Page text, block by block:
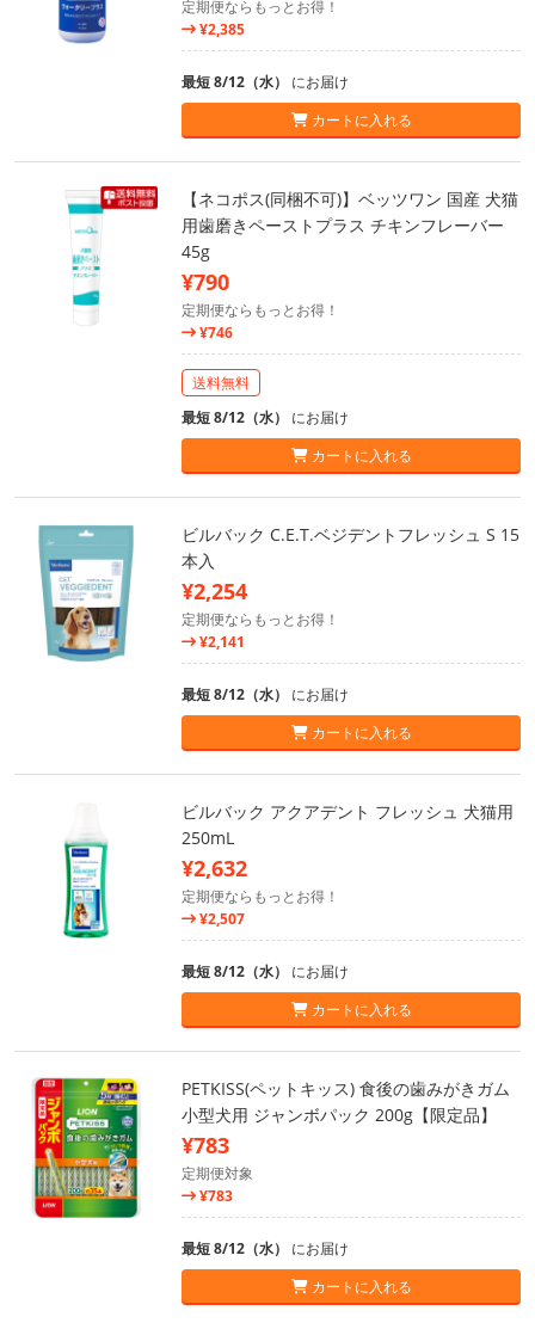
定期便ならもっとお得！
¥2,385
最短 8/12（水） にお届け
カートに入れる
【ネコポス(同梱不可)】ベッツワン 国産 犬猫
用歯磨きペーストプラス チキンフレーバー
45g
¥790
定期便ならもっとお得！
¥746
送料無料
最短 8/12（水） にお届け
カートに入れる
ビルバック C.E.T.ベジデントフレッシュ S 15
本入
¥2,254
定期便ならもっとお得！
¥2,141
最短 8/12（水） にお届け
カートに入れる
ビルバック アクアデント フレッシュ 犬猫用
250mL
¥2,632
定期便ならもっとお得！
¥2,507
最短 8/12（水） にお届け
カートに入れる
PETKISS(ペットキッス) 食後の歯みがきガム
小型犬用 ジャンボパック 200g【限定品】
¥783
定期便対象
¥783
最短 8/12（水） にお届け
カートに入れる